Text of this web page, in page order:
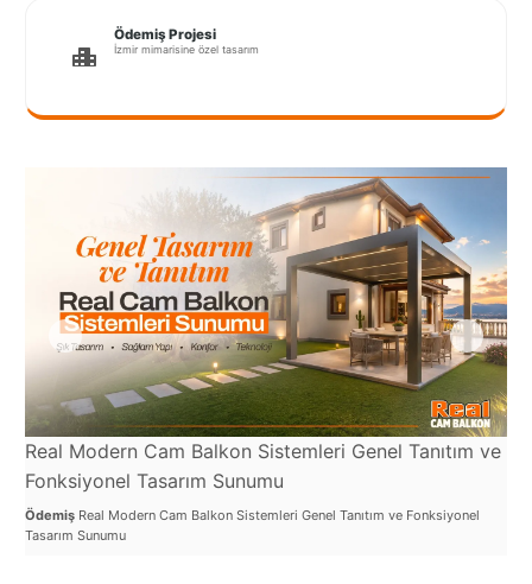
Ödemiş Projesi
İzmir mimarisine özel tasarım
Real Modern Cam Balkon Sistemleri Genel Tanıtım ve
Fonksiyonel Tasarım Sunumu
Ödemiş Real Modern Cam Balkon Sistemleri Genel Tanıtım ve Fonksiyonel
Tasarım Sunumu